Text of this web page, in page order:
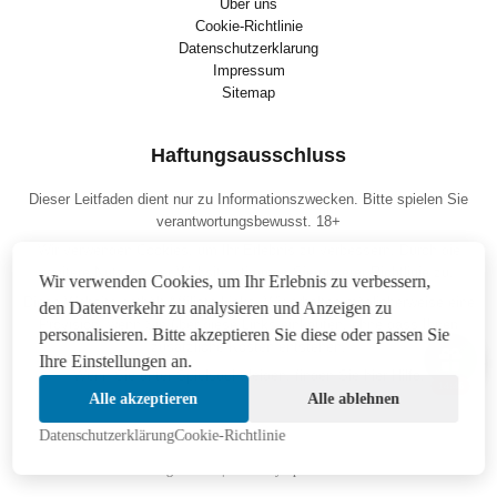
Uber uns
Cookie-Richtlinie
Datenschutzerklarung
Impressum
Sitemap
Haftungsausschluss
Dieser Leitfaden dient nur zu Informationszwecken. Bitte spielen Sie
verantwortungsbewusst. 18+
weitere Nutzung der Website stimmen Sieunserer Richtlinie
Diese Website enthält Affiliate-Links. Wir erhalten möglicherweise eine
zusätzliche Kosten entstehen.
Wenn Sie unter Spielsucht leiden, finden Sie hier
Wir verwenden Cookies, um Ihr Erlebnis zu verbessern,
den Datenverkehr zu analysieren und Anzeigen zu
personalisieren. Bitte akzeptieren Sie diese oder passen Sie
Ihre Einstellungen an.
Alle akzeptieren Alle ablehnen
DatenschutzerklärungCookie-Richtlinie